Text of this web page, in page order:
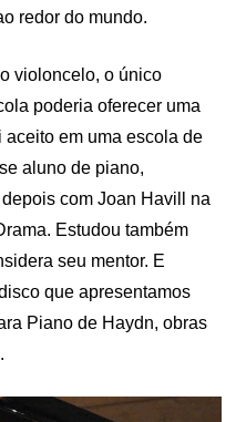
redor do mundo.
violoncelo, o único
poderia oferecer uma
aceito em uma escola de
aluno de piano,
com Joan Havill na
Estudou também
seu mentor. E
que apresentamos
Piano de Haydn, obras